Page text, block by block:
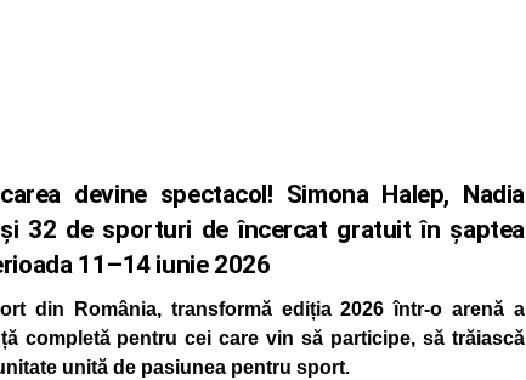
devine spectacol! Simona Halep, Nadia
32 de sporturi de încercat gratuit în șaptea
11–14 iunie 2026
din România, transformă ediția 2026 într-o arenă a
completă pentru cei care vin să participe, să trăiască
unită de pasiunea pentru sport.